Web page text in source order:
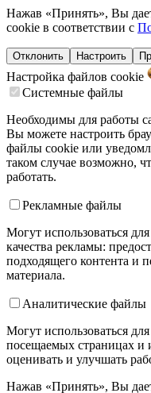
Нажав «Принять», Вы
cookie в соответствии с
Отклонить Настроить
Настройка файлов cookie
Системные файлы
Необходимы для работы
Вы можете настроить
файлы cookie или
таком случае возможно,
работать.
Рекламные файлы
Могут использоваться
качества рекламы:
подходящего контента и
материала.
Аналитические файлы
Могут использоваться
посещаемых страницах и
оценивать и улучшать
Нажав «Принять», Вы